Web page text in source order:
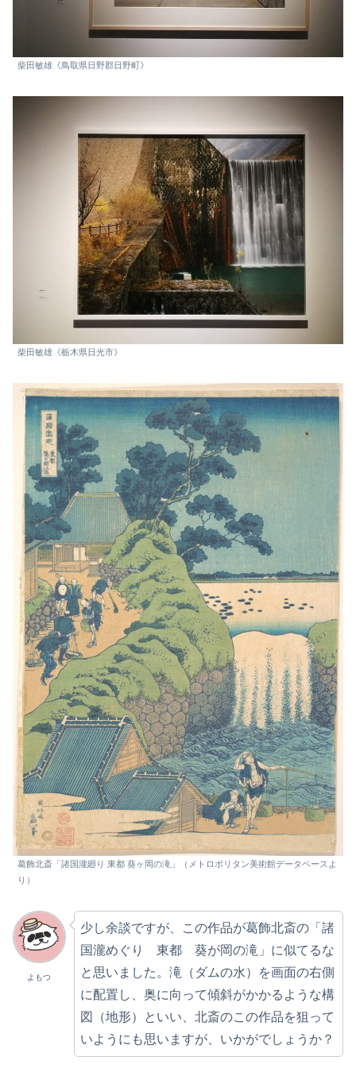
柴田敏雄《鳥取県日野郡日野町》
柴田敏雄《栃木県日光市》
葛飾北斎「諸国瀧廻り 東都 葵ヶ岡の滝」（メトロポリタン美術館データベースよ
り）
よもつ
少し余談ですが、この作品が葛飾北斎の「諸
国瀧めぐり 東都 葵が岡の滝」に似てるな
と思いました。滝（ダムの水）を画面の右側
に配置し、奥に向って傾斜がかかるような構
図（地形）といい、北斎のこの作品を狙って
いようにも思いますが、いかがでしょうか？